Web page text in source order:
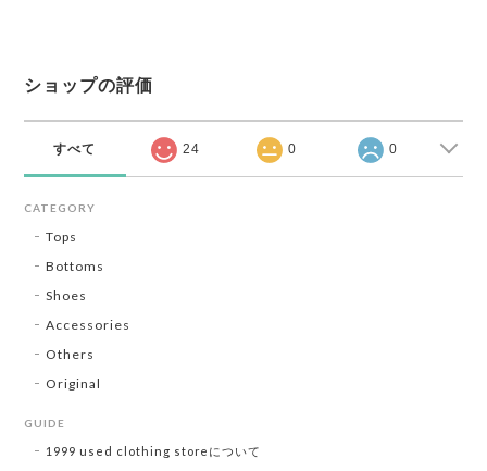
ショップの評価
すべて 24 0 0
CATEGORY
Tops
Bottoms
Shoes
Accessories
Others
Original
GUIDE
1999 used clothing storeについて